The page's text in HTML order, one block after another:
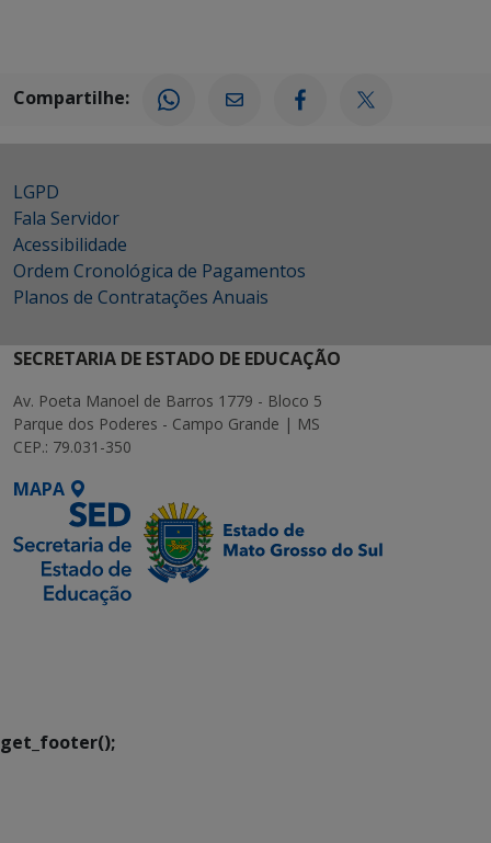
Compartilhe:
LGPD
Fala Servidor
Acessibilidade
Ordem Cronológica de Pagamentos
Planos de Contratações Anuais
SECRETARIA DE ESTADO DE EDUCAÇÃO
Av. Poeta Manoel de Barros 1779 - Bloco 5
Parque dos Poderes - Campo Grande | MS
CEP.: 79.031-350
MAPA
get_footer();